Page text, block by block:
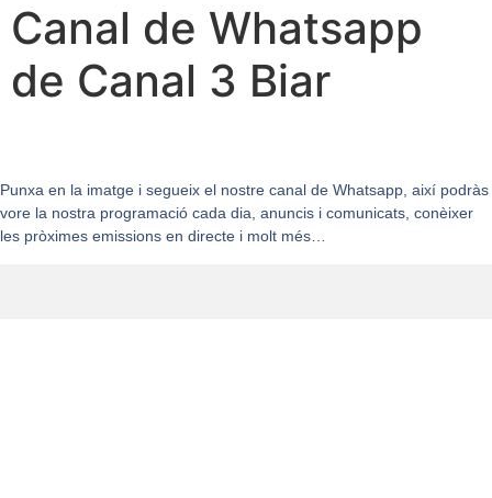
Canal de Whatsapp
de Canal 3 Biar
Punxa en la imatge i segueix el nostre canal de Whatsapp, així podràs
vore la nostra programació cada dia, anuncis i comunicats, conèixer
les pròximes emissions en directe i molt més…